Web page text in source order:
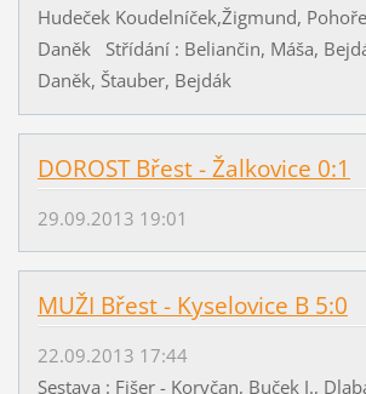
Hudeček Koudelníček,Žigmund,
Daněk Střídání : Beliančin, Máša,
Daněk, Štauber, Bejdák
DOROST Břest - Žalkovice 0:1
29.09.2013 19:01
MUŽI Břest - Kyselovice B 5:0
22.09.2013 17:44
Sestava : Fišer - Koryčan, Buček J.,